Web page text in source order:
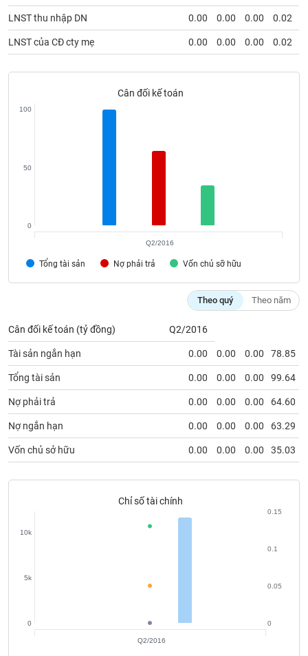
LNST thu nhập DN 0.00 0.00 0.00 0.02
LNST của CĐ cty mẹ 0.00 0.00 0.00 0.02
Cân đối kế toán
Tổng tài sản Nợ phải trả Vốn chủ sỡ hữu
0
50
100
Q2/2016
Theo quý Theo năm
Cân đối kế toán (tỷ đồng) Q2/2016
Tài sản ngắn hạn 0.00 0.00 0.00 78.85
Tổng tài sản 0.00 0.00 0.00 99.64
Nợ phải trả 0.00 0.00 0.00 64.60
Nợ ngắn hạn 0.00 0.00 0.00 63.29
Vốn chủ sở hữu 0.00 0.00 0.00 35.03
Chỉ số tài chính
0
5k
10k
0
0.05
0.1
0.15
Q2/2016
Báo
cáo
phân
tích
Thuật
Dịch
tài
Công
cụ
đầu
tư
thông